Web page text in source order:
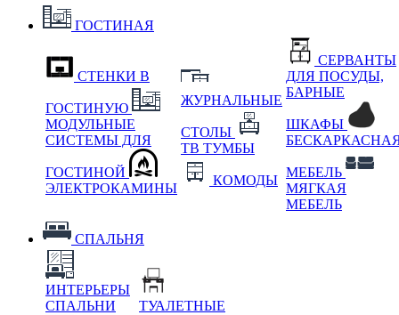
ГОСТИНАЯ
СТЕНКИ В
ГОСТИНУЮ
МОДУЛЬНЫЕ
СИСТЕМЫ ДЛЯ
ГОСТИНОЙ
ЭЛЕКТРОКАМИНЫ
ЖУРНАЛЬНЫЕ
СТОЛЫ
ТВ ТУМБЫ
КОМОДЫ
СЕРВАНТЫ
ДЛЯ ПОСУДЫ,
БАРНЫЕ
ШКАФЫ
МЕБЕЛЬ
МЯГКАЯ
МЕБЕЛЬ
СПАЛЬНЯ
ИНТЕРЬЕРЫ
СПАЛЬНИ
ТУАЛЕТНЫЕ